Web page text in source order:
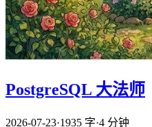
PostgreSQL 大法师
2026-07-23·1935 字·4 分钟